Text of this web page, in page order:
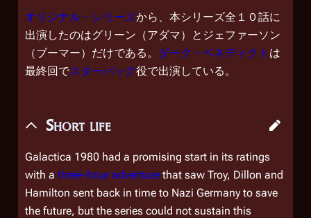
オリジナル・シリーズから、本シリーズ全１０話に
出演したのはグリーン（アダマ）とジェファーソン
（ブーマー）だけである。
ダーク・ベネディクト は
最終回でスターバック役で出演している。
Short life
Galactica 1980 had a promising start in its ratings
with a three-hour adventure that saw Troy, Dillon and
Hamilton sent back in time to Nazi Germany to save
the future, but the series could not sustain this